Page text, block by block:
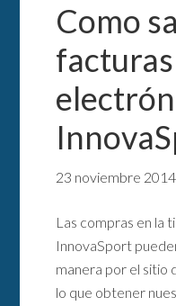
Como
facturas
23 noviembre 2014
Las compras en la
InnovaSport
manera por el sitio
lo que obtener